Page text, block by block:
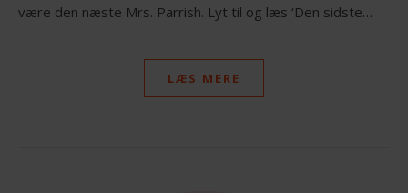
være den næste Mrs. Parrish. Lyt til og læs ‘Den sidste…
LÆS MERE